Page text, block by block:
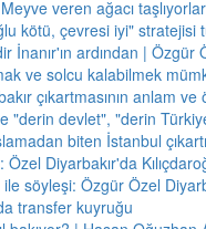
veren ağacı taşlıyorlar
kötü, çevresi iyi" stratejisi
İnanır'ın ardından |
ve solcu kalabilmek
çıkartmasının anlam ve
"derin devlet", "derin
biten İstanbul
Özel Diyarbakır'da
söyleşi: Özgür Özel
transfer kuyruğu